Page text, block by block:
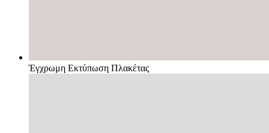
Έγχρωμη Εκτύπωση Πλακέτας